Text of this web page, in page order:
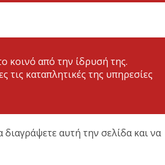
κοινό από την ίδρυσή της.
τις καταπλητικές της υπηρεσίες
διαγράψετε αυτή την σελίδα και να